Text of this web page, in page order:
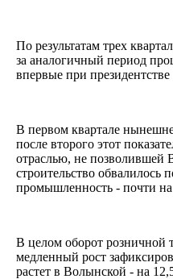
По результатам трех
за аналогичный период
впервые при
В первом квартале
после второго этот
отраслью, не позволившей
строительство обвалилось
промышленность - почти
В целом оборот розничной
медленный рост
растет в Волынской - на